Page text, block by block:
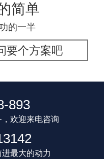
简单
的一半
要个方案吧
893
欢迎来电咨询
最大的动力